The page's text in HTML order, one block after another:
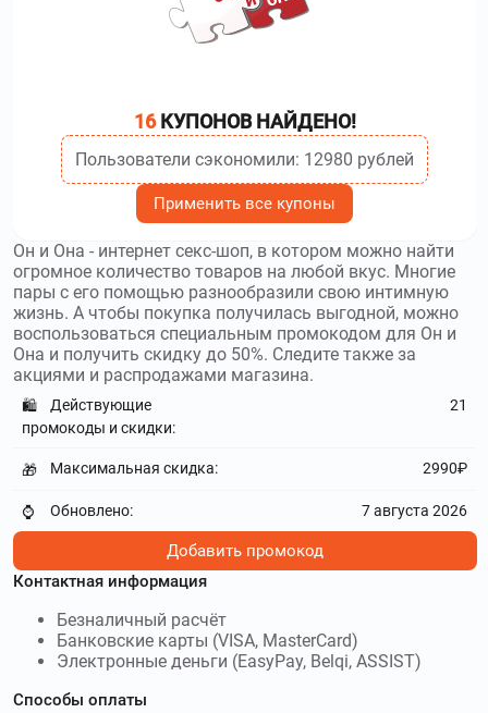
16КУПОНОВ НАЙДЕНО!
Пользователи сэкономили: 12980 рублей
Применить все купоны
Он и Она - интернет секс-шоп, в котором можно найти
огромное количество товаров на любой вкус. Многие
пары с его помощью разнообразили свою интимную
жизнь. А чтобы покупка получилась выгодной, можно
воспользоваться специальным промокодом для Он и
Она и получить скидку до 50%. Следите также за
акциями и распродажами магазина.
🛍️
Действующие
промокоды и скидки:
21
🎁 Максимальная скидка: 2990₽
⌚ Обновлено: 7 августа 2026
Добавить промокод
Контактная информация
Безналичный расчёт
Банковские карты (VISA, MasterCard)
Электронные деньги (EasyPay, Belqi, ASSIST)
Способы оплаты